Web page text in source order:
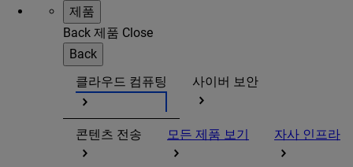
제품
Back 제품 Close
Back
클라우드 컴퓨팅
사이버 보안
콘텐츠 전송 모든 제품 보기 자사 인프라